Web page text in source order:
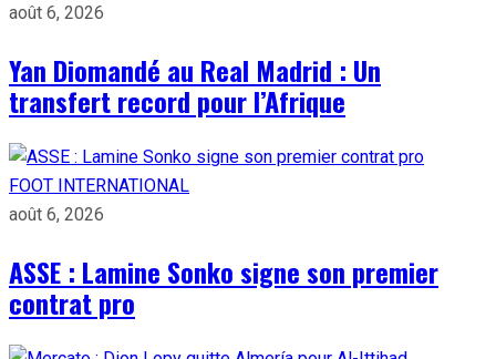
août 6, 2026
Yan Diomandé au Real Madrid : Un
transfert record pour l’Afrique
FOOT INTERNATIONAL
août 6, 2026
ASSE : Lamine Sonko signe son premier
contrat pro